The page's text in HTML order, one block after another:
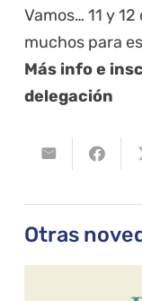
Vamos… 11 y
muchos para
Más info e
delegación
Otras